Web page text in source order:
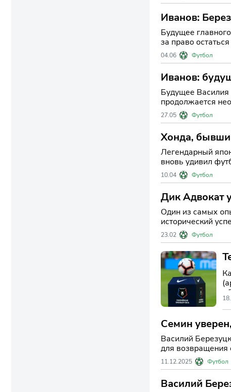
Иванов:
Будущее
за право
последовало, пре
04.06 Футбол
Иванов:
Будущее Василия
продолжается
о его будущем
27.05 Футбол
Хонда,
Легендарный
вновь удивил
Ниигата Сингапур"
10.04 Футбол
Дик Адвокат
Один из самых
исторический
неожиданного
23.02 Футбол
Семин
Василий
для возвращения
11.12.2025 Футбол
Василий